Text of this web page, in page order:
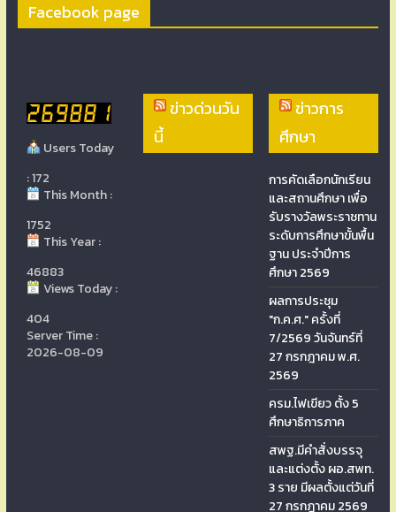
Facebook page
Users Today
: 172
This Month :
1752
This Year :
46883
Views Today :
404
Server Time :
2026-08-09
ข่าวด่วนวัน
นี้
ข่าวการ
ศึกษา
การคัดเลือกนักเรียน
และสถานศึกษา เพื่อ
รับรางวัลพระราชทาน
ระดับการศึกษาขั้นพื้น
ฐาน ประจำปีการ
ศึกษา 2569
ผลการประชุม
"ก.ค.ศ." ครั้งที่
7/2569 วันจันทร์ที่
27 กรกฎาคม พ.ศ.
2569
ครม.ไฟเขียว ตั้ง 5
ศึกษาธิการภาค
สพฐ.มีคำสั่งบรรจุ
และแต่งตั้ง ผอ.สพท.
3 ราย มีผลตั้งแต่วันที่
27 กรกฎาคม 2569